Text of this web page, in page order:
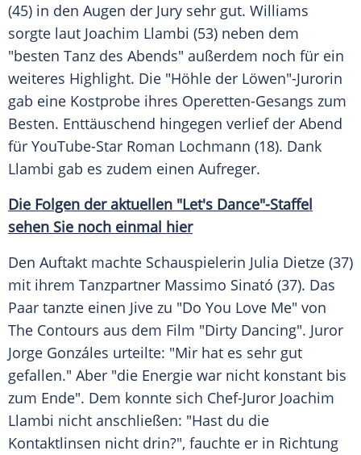
(45) in den Augen der Jury sehr gut. Williams
sorgte laut Joachim Llambi (53) neben dem
"besten Tanz des Abends" außerdem noch für ein
weiteres Highlight. Die "Höhle der Löwen"-Jurorin
gab eine Kostprobe ihres Operetten-Gesangs zum
Besten. Enttäuschend hingegen verlief der Abend
für YouTube-Star Roman Lochmann (18). Dank
Llambi gab es zudem einen Aufreger.
Die Folgen der aktuellen "Let's Dance"-Staffel
sehen Sie noch einmal hier
Den Auftakt machte Schauspielerin Julia Dietze (37)
mit ihrem Tanzpartner Massimo Sinató (37). Das
Paar tanzte einen Jive zu "Do You Love Me" von
The Contours aus dem Film "Dirty Dancing". Juror
Jorge Gonzáles urteilte: "Mir hat es sehr gut
gefallen." Aber "die Energie war nicht konstant bis
zum Ende". Dem konnte sich Chef-Juror Joachim
Llambi nicht anschließen: "Hast du die
Kontaktlinsen nicht drin?", fauchte er in Richtung